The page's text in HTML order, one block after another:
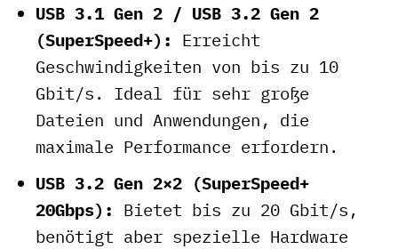
USB 3.1 Gen 2 / USB 3.2 Gen 2
(SuperSpeed+): Erreicht
Geschwindigkeiten von bis zu 10
Gbit/s. Ideal für sehr große
Dateien und Anwendungen, die
maximale Performance erfordern.
USB 3.2 Gen 2×2 (SuperSpeed+
20Gbps): Bietet bis zu 20 Gbit/s,
benötigt aber spezielle Hardware